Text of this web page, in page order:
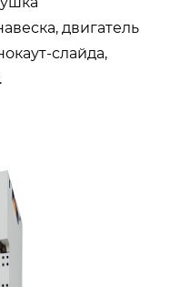
двигатель
слайда,